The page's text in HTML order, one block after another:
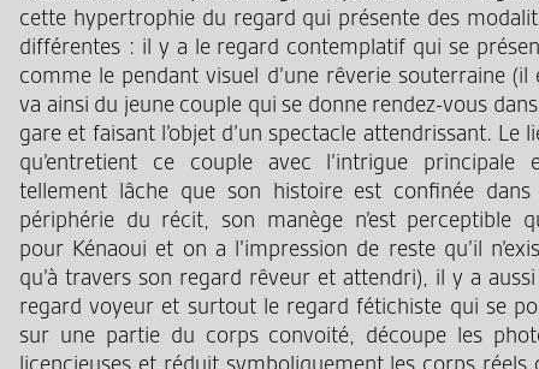
cette hypertrophie du regard qui présente des
différentes : il y a le regard contemplatif qui se
comme le pendant visuel d’une rêverie souterraine (il
va ainsi du jeune couple qui se donne rendez-vous
gare et faisant l’objet d’un spectacle attendrissant. Le
qu’entretient ce couple avec l’intrigue principale
tellement lâche que son histoire est confinée dans
périphérie du récit, son manège n’est perceptible
pour Kénaoui et on a l’impression de reste qu’il
qu’à travers son regard rêveur et attendri), il y a
regard voyeur et surtout le regard fétichiste qui se
sur une partie du corps convoité, découpe les